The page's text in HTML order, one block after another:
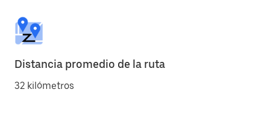
Distancia promedio de la ruta
32 kilómetros